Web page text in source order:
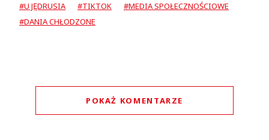
#U JĘDRUSIA #TIKTOK
#MEDIA SPOŁECZNOŚCIOWE
#DANIA CHŁODZONE
POKAŻ KOMENTARZE